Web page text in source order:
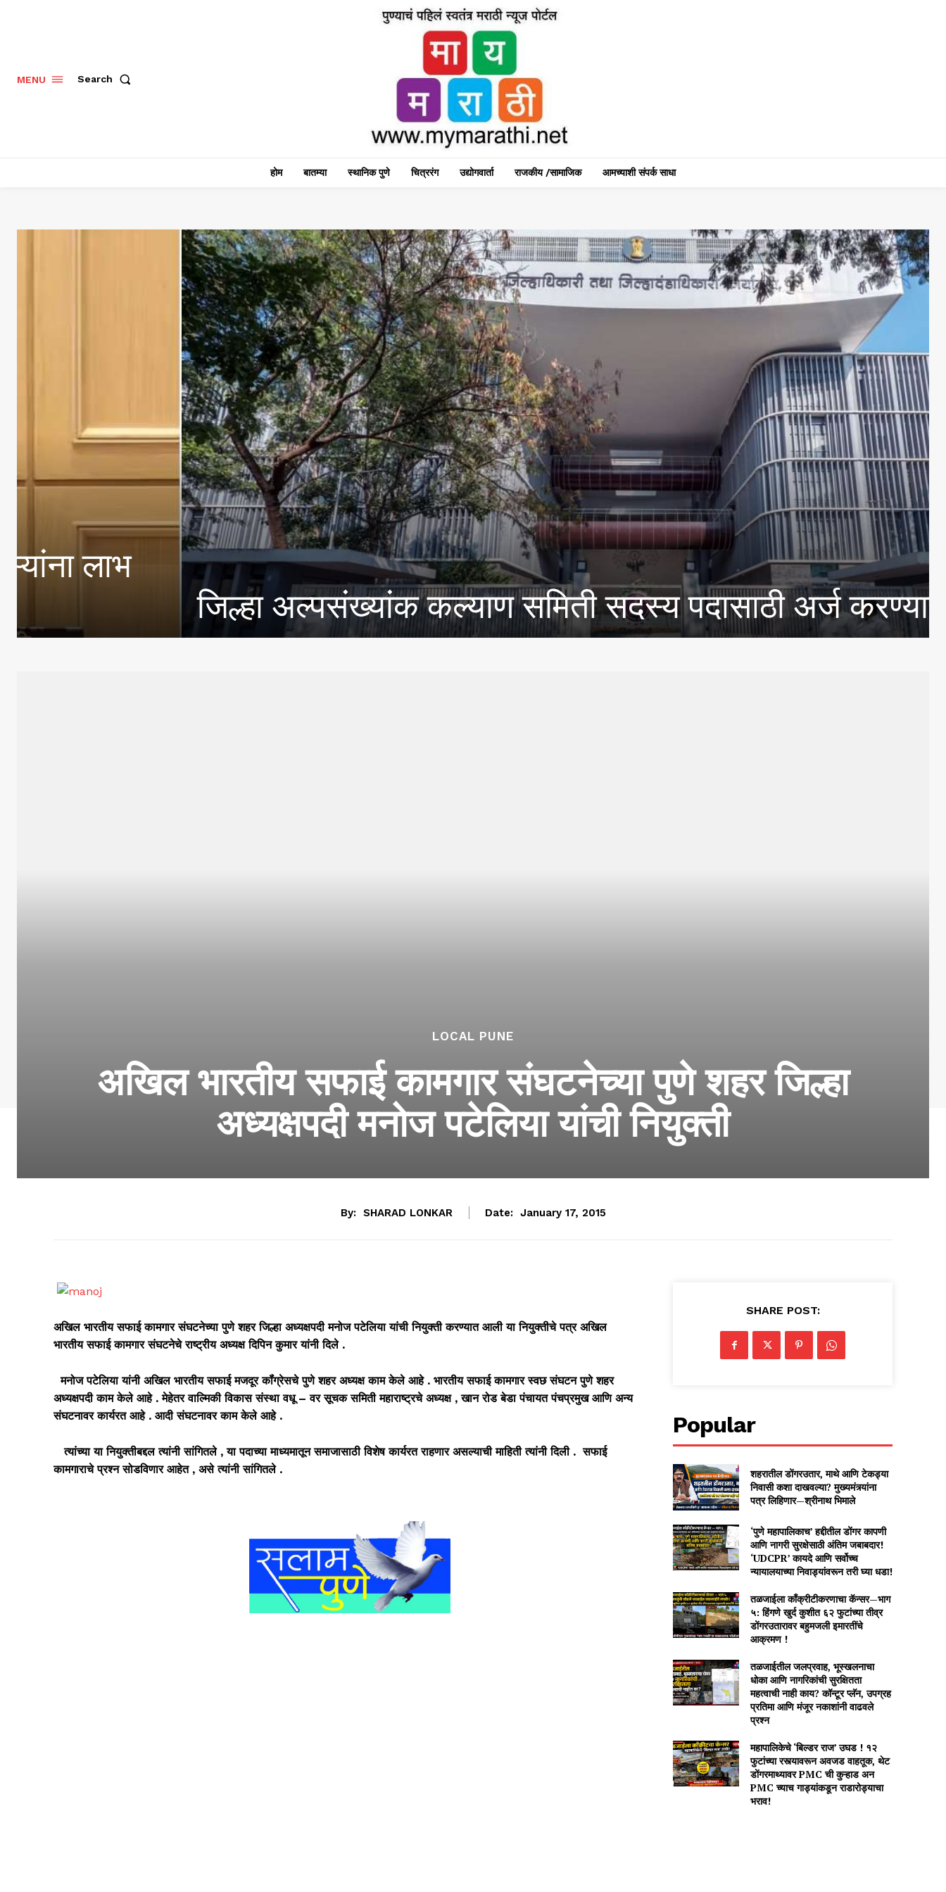
MENU Search
होम बातम्या स्थानिक पुणे चित्ररंग उद्योगवार्ता राजकीय /सामाजिक आमच्याशी संपर्क साधा
जिल्हा अल्पसंख्यांक कल्याण समिती सदस्य पदासाठी अर्ज करण्याचे आवाहन
LOCAL PUNE
अखिल भारतीय सफाई कामगार संघटनेच्या पुणे शहर जिल्हा
अध्यक्षपदी मनोज पटेलिया यांची नियुक्ती
By: SHARAD LONKAR Date: January 17, 2015
अखिल भारतीय सफाई कामगार संघटनेच्या पुणे शहर जिल्हा अध्यक्षपदी मनोज पटेलिया यांची नियुक्ती करण्यात आली या नियुक्तीचे पत्र अखिल
भारतीय सफाई कामगार संघटनेचे राष्ट्रीय अध्यक्ष दिपिन कुमार यांनी दिले .
मनोज पटेलिया यांनी अखिल भारतीय सफाई मजदूर कॉंग्रेसचे पुणे शहर अध्यक्ष काम केले आहे . भारतीय सफाई कामगार स्वछ संघटन पुणे शहर
अध्यक्षपदी काम केले आहे . मेहेतर वाल्मिकी विकास संस्था वधू – वर सूचक समिती महाराष्ट्रचे अध्यक्ष , खान रोड बेडा पंचायत पंचप्रमुख आणि अन्य
संघटनावर कार्यरत आहे . आदी संघटनावर काम केले आहे .
त्यांच्या या नियुक्तीबद्दल त्यांनी सांगितले , या पदाच्या माध्यमातून समाजासाठी विशेष कार्यरत राहणार असल्याची माहिती त्यांनी दिली . सफाई
कामगाराचे प्रश्न सोडविणार आहेत , असे त्यांनी सांगितले .
SHARE POST:
Popular
शहरातील डोंगरउतार, माथे आणि टेकड्या
निवासी कशा दाखवल्या? मुख्यमंत्र्यांना
पत्र लिहिणार—श्रीनाथ भिमाले
‘पुणे महापालिकाच’ हद्दीतील डोंगर कापणी
आणि नागरी सुरक्षेसाठी अंतिम जबाबदार!
‘UDCPR’ कायदे आणि सर्वोच्च
न्यायालयाच्या निवाड्यांवरून तरी घ्या धडा!
तळजाईला काँक्रीटीकरणाचा कॅन्सर—भाग
५: हिंगणे खुर्द कुशीत ६२ फुटांच्या तीव्र
डोंगरउतारावर बहुमजली इमारतींचे
आक्रमण !
तळजाईतील जलप्रवाह, भूस्खलनाचा
धोका आणि नागरिकांची सुरक्षितता
महत्वाची नाही काय? कॉन्टूर प्लॅन, उपग्रह
प्रतिमा आणि मंजूर नकाशांनी वाढवले
प्रश्न
महापालिकेचे ‘बिल्डर राज’ उघड ! १२
फुटांच्या रस्त्यावरून अवजड वाहतूक, थेट
डोंगरमाथ्यावर PMC ची कुऱ्हाड अन
PMC च्याच गाड्यांकडून राडारोड्याचा
भराव!